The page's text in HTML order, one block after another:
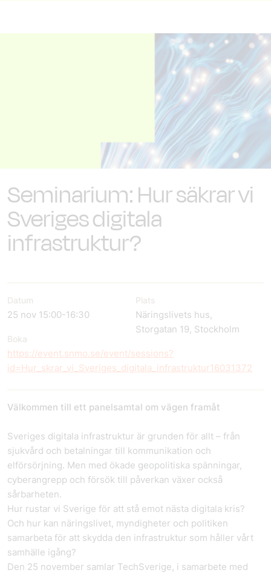
Seminarium: Hur säkrar vi
Sveriges digitala
infrastruktur?
Datum
25 nov 15:00-16:30
Boka
https://event.snmo.se/event/sessions?
id=Hur_skrar_vi_Sveriges_digitala_infrastruktur16031372
Plats
Näringslivets hus,
Storgatan 19, Stockholm
Välkommen till ett panelsamtal om vägen framåt
Sveriges digitala infrastruktur är grunden för allt – från
sjukvård och betalningar till kommunikation och
elförsörjning. Men med ökade geopolitiska spänningar,
cyberangrepp och försök till påverkan växer också
sårbarheten.
Hur rustar vi Sverige för att stå emot nästa digitala kris?
Och hur kan näringslivet, myndigheter och politiken
samarbeta för att skydda den infrastruktur som håller vårt
samhälle igång?
Den 25 november samlar TechSverige, i samarbete med